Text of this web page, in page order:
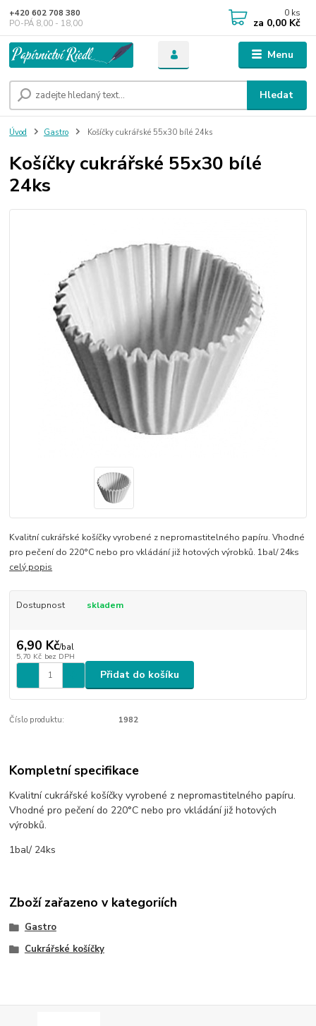
Menu
Hledat
+420 602 708 380
PO-PÁ 8,00 - 18,00
0 ks
za 0,00 Kč
Úvod Gastro Košíčky cukrářské 55x30 bílé 24ks
Košíčky cukrářské 55x30 bílé
24ks
Kvalitní cukrářské košíčky vyrobené z nepromastitelného papíru. Vhodné
pro pečení do 220°C nebo pro vkládání již hotových výrobků. 1bal/ 24ks
celý popis
Dostupnost skladem
6,90 Kč/bal
5,70 Kč bez DPH
Přidat do košíku
Číslo produktu: 1982
Kompletní specifikace
Kvalitní cukrářské košíčky vyrobené z nepromastitelného papíru.
Vhodné pro pečení do 220°C nebo pro vkládání již hotových
výrobků.
1bal/ 24ks
Zboží zařazeno v kategoriích
Gastro
Cukrářské košíčky